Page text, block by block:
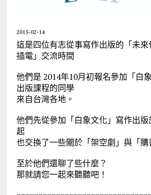
2015-02-14
這是四位有志從事寫作出版的「未
插電」交流時間
他們是 2014年10月初報名參加「白
出版課程的同學
來自台灣各地。
他們先從參加「白象文化」寫作出
起
也交換了一些關於「架空劇」與「
至於他們還聊了些什麼？
那就請您一起來聽聽吧！